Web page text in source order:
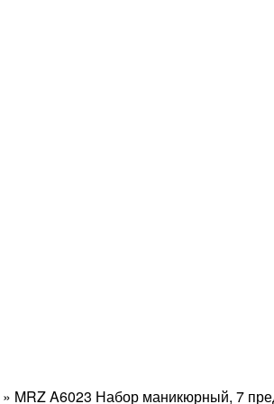
» MRZ A6023 Набор маникюрный, 7